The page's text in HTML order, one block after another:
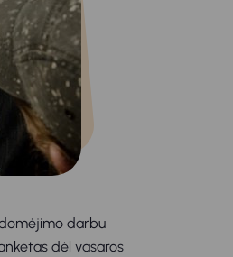
darbu
dėl vasaros